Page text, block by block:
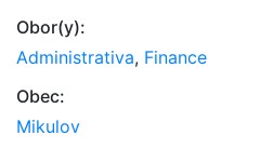
Obor(y):
Administrativa, Finance
Obec:
Mikulov